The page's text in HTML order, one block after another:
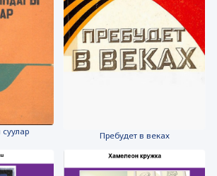
Пребудет в веках